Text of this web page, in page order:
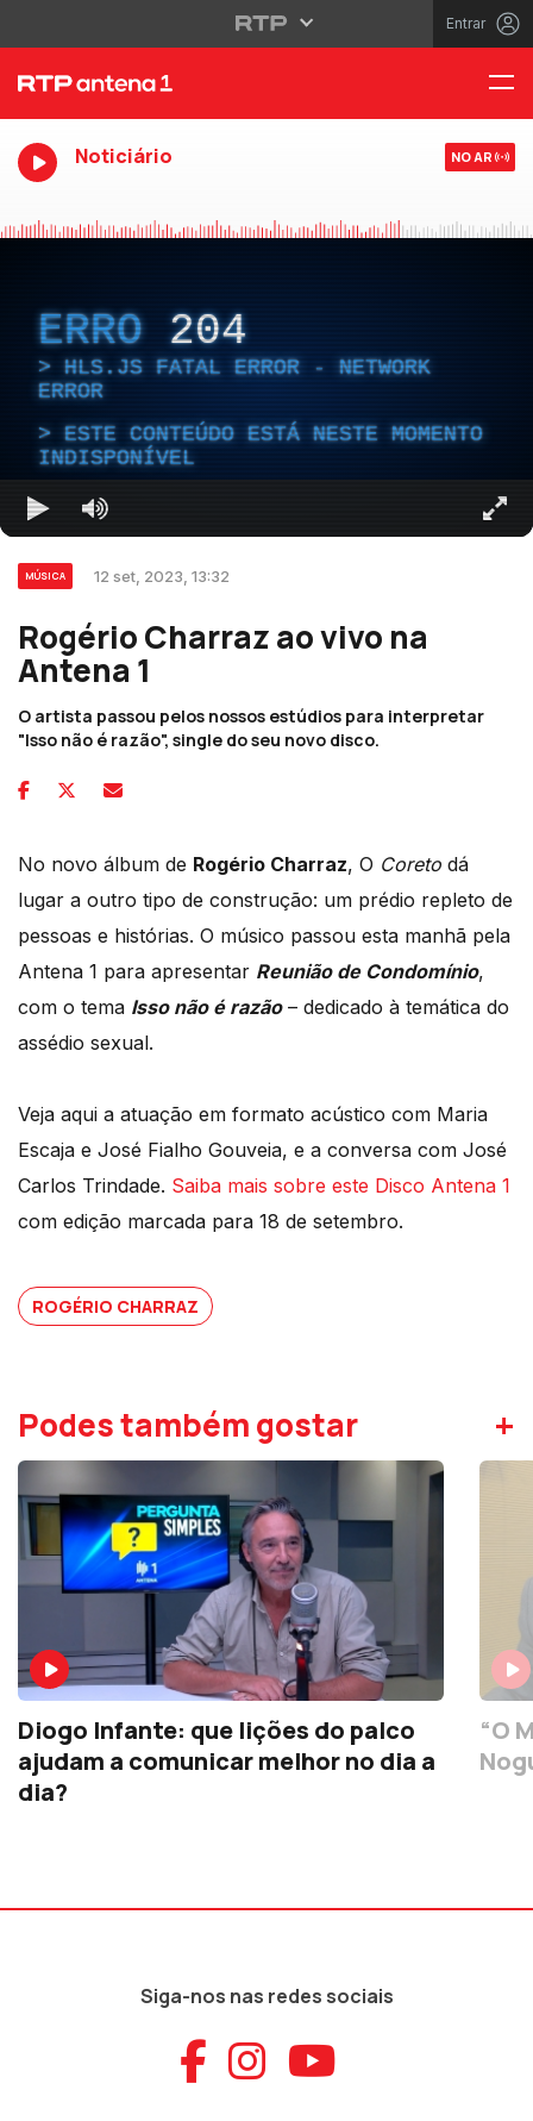
Entrar
Noticiário NO AR
ERRO 204
HLS.JS FATAL ERROR - NETWORK
ERROR
ESTE CONTEÚDO ESTÁ NESTE MOMENTO
INDISPONÍVEL
MÚSICA 12 set, 2023, 13:32
Rogério Charraz ao vivo na
Antena 1
O artista passou pelos nossos estúdios para interpretar
"Isso não é razão", single do seu novo disco.
No novo álbum de Rogério Charraz, O Coreto dá
lugar a outro tipo de construção: um prédio repleto de
pessoas e histórias. O músico passou esta manhã pela
Antena 1 para apresentar Reunião de Condomínio,
com o tema Isso não é razão– dedicado à temática do
assédio sexual.
Veja aqui a atuação em formato acústico com Maria
Escaja e José Fialho Gouveia, e a conversa com José
Carlos Trindade. Saiba mais sobre este Disco Antena 1
com edição marcada para 18 de setembro.
ROGÉRIO CHARRAZ
Podes também gostar +
Diogo Infante: que lições do palco
ajudam a comunicar melhor no dia a
dia?
“O
Siga-nos nas redes sociais
Aceder ao
Aceder ao
Aceder